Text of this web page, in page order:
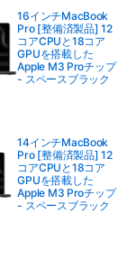
16インチMacBook
Pro [整備済製品] 12
コアCPUと18コア
GPUを搭載した
Apple M3 Proチップ
- スペースブラック
14インチMacBook
Pro [整備済製品] 12
コアCPUと18コア
GPUを搭載した
Apple M3 Proチップ
- スペースブラック